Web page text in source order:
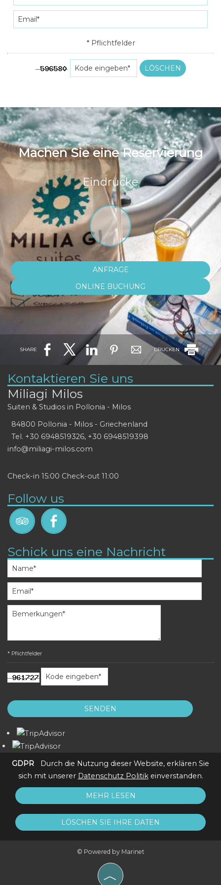
* Pflichtfelder
LÖSCHEN
Machen Sie eine Reservierung
Eindrücke
ANFRAGE
ONLINE BUCHUNG
SHARE DRUCKEN
Kontaktieren Sie uns
Miliagi Milos
Suiten & Studios in Pollonia - Milos
84800 Pollonia - Milos - Griechenland
Tel. +30 6948519326, +30 6948519398
info@miliagi-milos.com
Check-in 15:00 Check-out 11:00
Follow us
Schick uns eine Nachricht
* Pflichtfelder
SENDEN
GDPR
Durch die Nutzung dieser Website, erklären Sie
sich mit unserer Datenschutz Politikeinverstanden.
MEHR LESEN
LÖSCHEN SIE IHRE DATEN
© Powered by Marinet
︿